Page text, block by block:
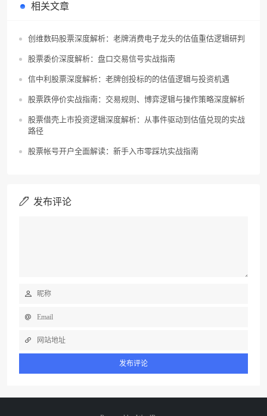
相关文章
创维数码股票深度解析：老牌消费电子龙头的估值重估逻辑研判
股票委价深度解析：盘口交易信号实战指南
信中利股票深度解析：老牌创投标的的估值逻辑与投资机遇
股票跌停价实战指南：交易规则、博弈逻辑与操作策略深度解析
股票借壳上市投资逻辑深度解析：从事件驱动到估值兑现的实战
路径
股票帐号开户全面解读：新手入市零踩坑实战指南
发布评论